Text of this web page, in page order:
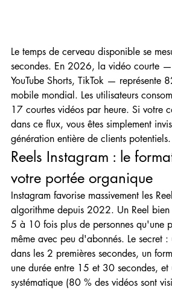
Le temps de cerveau disponible se
secondes. En 2026, la vidéo courte —
YouTube Shorts, TikTok — représente
mobile mondial. Les utilisateurs
17 courtes vidéos par heure. Si votre
dans ce flux, vous êtes simplement
génération entière de clients potentiels.
Reels Instagram : le
votre portée organique
Instagram favorise massivement les
algorithme depuis 2022. Un Reel
5 à 10 fois plus de personnes qu'une
même avec peu d'abonnés. Le secret
dans les 2 premières secondes, un
une durée entre 15 et 30 secondes, et
systématique (80 % des vidéos sont